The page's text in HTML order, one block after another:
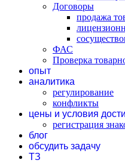
Договоры
продажа
ФАС
Проверка
опыт
аналитика
регулирование
конфликты
цены и условия
регистрация
блог
обсудить задачу
ТЗ